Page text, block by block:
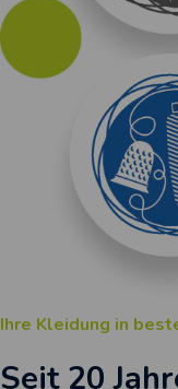
Ihre Kleidung in
Seit 20